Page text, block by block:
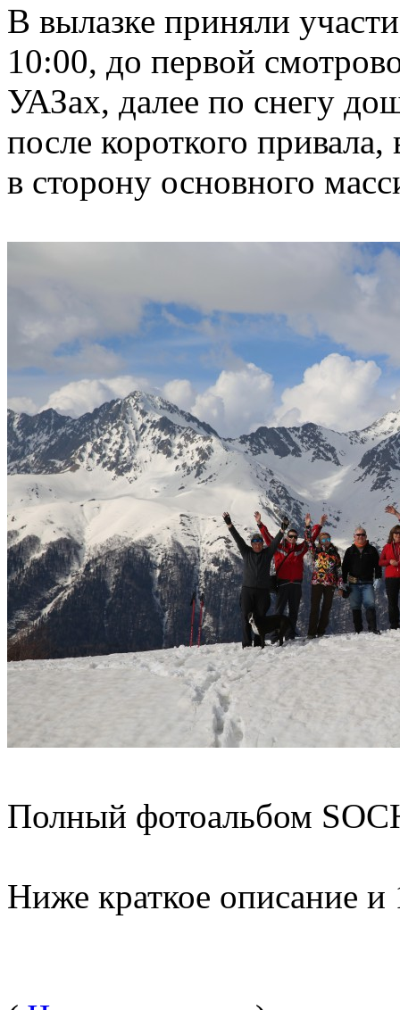
В вылазке приняли
10:00, до первой
УАЗах, далее по снегу
после короткого
в сторону основного
Полный фотоальбом
Ниже краткое описание и